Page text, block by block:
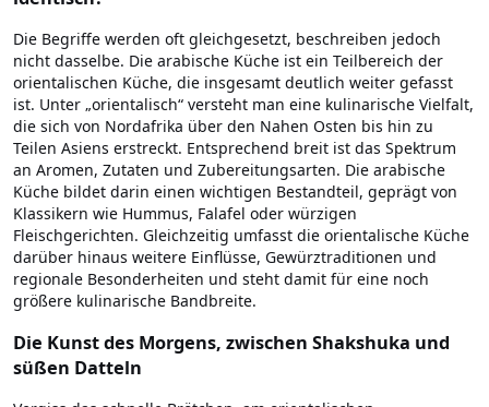
Die Begriffe werden oft gleichgesetzt, beschreiben jedoch
nicht dasselbe. Die arabische Küche ist ein Teilbereich der
orientalischen Küche, die insgesamt deutlich weiter gefasst
ist. Unter „orientalisch“ versteht man eine kulinarische Vielfalt,
die sich von Nordafrika über den Nahen Osten bis hin zu
Teilen Asiens erstreckt. Entsprechend breit ist das Spektrum
an Aromen, Zutaten und Zubereitungsarten. Die arabische
Küche bildet darin einen wichtigen Bestandteil, geprägt von
Klassikern wie Hummus, Falafel oder würzigen
Fleischgerichten. Gleichzeitig umfasst die orientalische Küche
darüber hinaus weitere Einflüsse, Gewürztraditionen und
regionale Besonderheiten und steht damit für eine noch
größere kulinarische Bandbreite.
Die Kunst des Morgens, zwischen Shakshuka und
süßen Datteln